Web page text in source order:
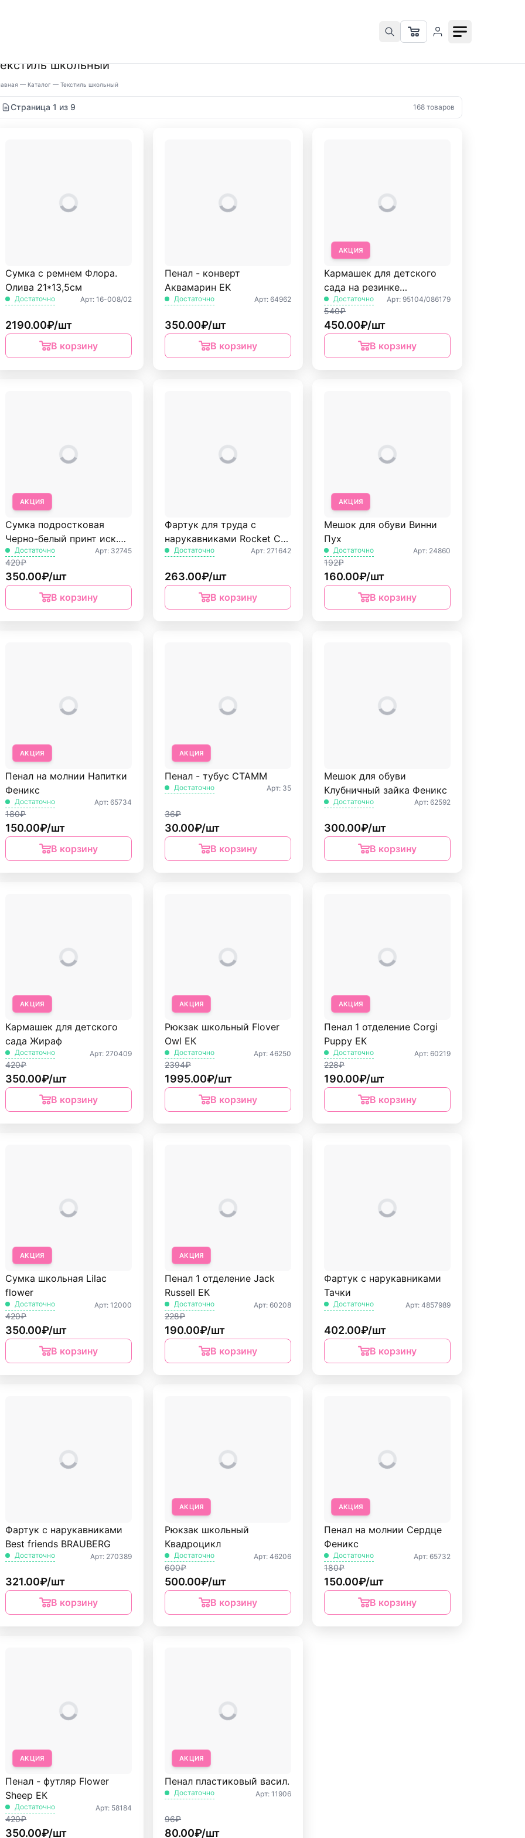
школьный
— Каталог —Текстиль школьный
Страница 1 из 9 168 товаров
Сумка с ремнем Флора.
Олива 21*13,5см
Достаточно Арт: 16-008/02
2190.00₽/шт
В корзину
Пенал - конверт
Аквамарин EK
Достаточно Арт: 64962
350.00₽/шт
В корзину
АКЦИЯ
Кармашек для детского
сада на резинке
Смешарики Hatber
Достаточно Арт: 95104/086179
540₽
450.00₽/шт
В корзину
АКЦИЯ
Сумка подростковая
Черно-белый принт иск.
кожа
Достаточно Арт: 32745
420₽
350.00₽/шт
В корзину
Фартук для труда с
нарукавниками Rocket Car
Пифагор
Достаточно Арт: 271642
263.00₽/шт
В корзину
АКЦИЯ
Мешок для обуви Винни
Пух
Достаточно Арт: 24860
192₽
160.00₽/шт
В корзину
АКЦИЯ
Пенал на молнии Напитки
Феникс
Достаточно Арт: 65734
180₽
150.00₽/шт
В корзину
АКЦИЯ
Пенал - тубус СТАММ
Достаточно Арт: 35
36₽
30.00₽/шт
В корзину
Мешок для обуви
Клубничный зайка Феникс
Достаточно Арт: 62592
300.00₽/шт
В корзину
АКЦИЯ
Кармашек для детского
сада Жираф
Достаточно Арт: 270409
420₽
350.00₽/шт
В корзину
АКЦИЯ
Рюкзак школьный Flover
Owl ЕК
Достаточно Арт: 46250
2394₽
1995.00₽/шт
В корзину
АКЦИЯ
Пенал 1 отделение Corgi
Puppy ЕК
Достаточно Арт: 60219
228₽
190.00₽/шт
В корзину
АКЦИЯ
Сумка школьная Lilac
flower
Достаточно Арт: 12000
420₽
350.00₽/шт
В корзину
АКЦИЯ
Пенал 1 отделение Jack
Russell ЕК
Достаточно Арт: 60208
228₽
190.00₽/шт
В корзину
Фартук с нарукавниками
Тачки
Достаточно Арт: 4857989
402.00₽/шт
В корзину
Фартук с нарукавниками
Best friends BRAUBERG
Достаточно Арт: 270389
321.00₽/шт
В корзину
АКЦИЯ
Рюкзак школьный
Квадроцикл
Достаточно Арт: 46206
600₽
500.00₽/шт
В корзину
АКЦИЯ
Пенал на молнии Сердце
Феникс
Достаточно Арт: 65732
180₽
150.00₽/шт
В корзину
АКЦИЯ
Пенал - футляр Flower
Sheep ЕК
Достаточно Арт: 58184
420₽
350.00₽/шт
АКЦИЯ
Пенал пластиковый васил.
Достаточно Арт: 11906
96₽
80.00₽/шт